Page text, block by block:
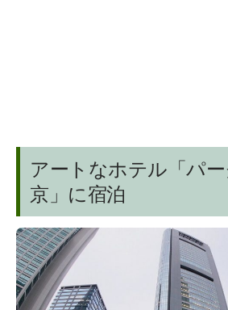
アートなホテル「パ
京」に宿泊